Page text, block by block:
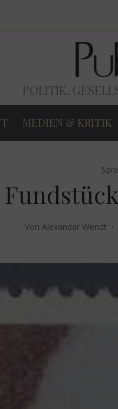
POLITIK,
MEDIEN & KRITIK
Von Alexander Wendt